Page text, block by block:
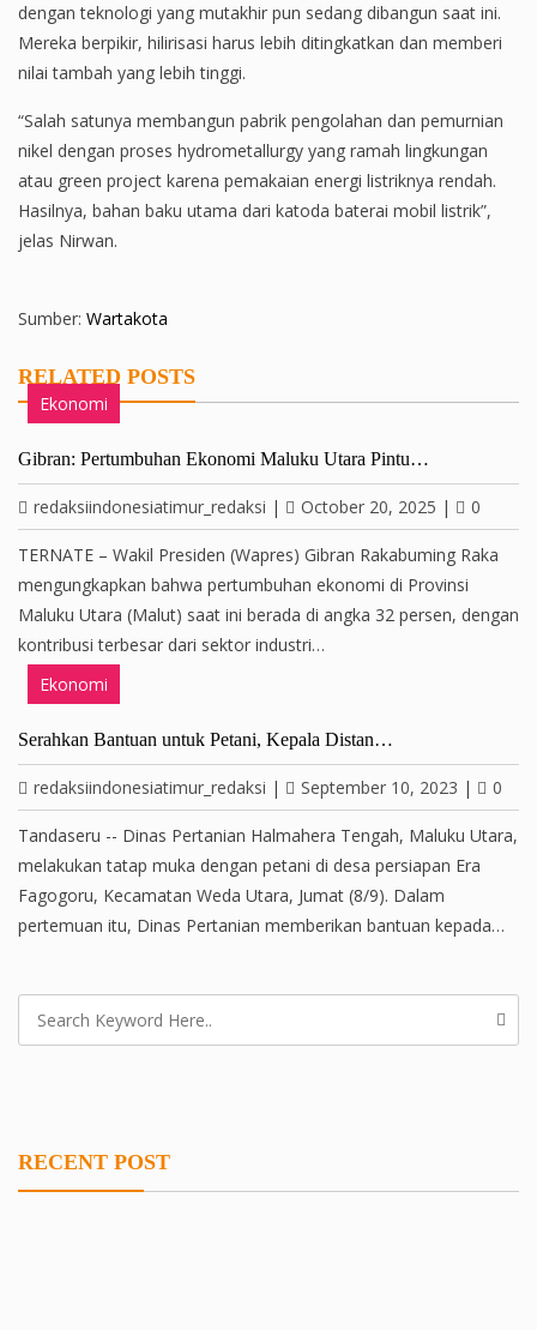
dengan teknologi yang mutakhir pun sedang dibangun saat ini.
Mereka berpikir, hilirisasi harus lebih ditingkatkan dan memberi
nilai tambah yang lebih tinggi.
“Salah satunya membangun pabrik pengolahan dan pemurnian
nikel dengan proses hydrometallurgy yang ramah lingkungan
atau green project karena pemakaian energi listriknya rendah.
Hasilnya, bahan baku utama dari katoda baterai mobil listrik”,
jelas Nirwan.
Sumber: Wartakota
RELATED POSTS
Ekonomi
Gibran: Pertumbuhan Ekonomi Maluku Utara Pintu…
redaksiindonesiatimur_redaksi | October 20, 2025 | 0
TERNATE – Wakil Presiden (Wapres) Gibran Rakabuming Raka
mengungkapkan bahwa pertumbuhan ekonomi di Provinsi
Maluku Utara (Malut) saat ini berada di angka 32 persen, dengan
kontribusi terbesar dari sektor industri…
Ekonomi
Serahkan Bantuan untuk Petani, Kepala Distan…
redaksiindonesiatimur_redaksi | September 10, 2023 | 0
Tandaseru -- Dinas Pertanian Halmahera Tengah, Maluku Utara,
melakukan tatap muka dengan petani di desa persiapan Era
Fagogoru, Kecamatan Weda Utara, Jumat (8/9). Dalam
pertemuan itu, Dinas Pertanian memberikan bantuan kepada…
RECENT POST